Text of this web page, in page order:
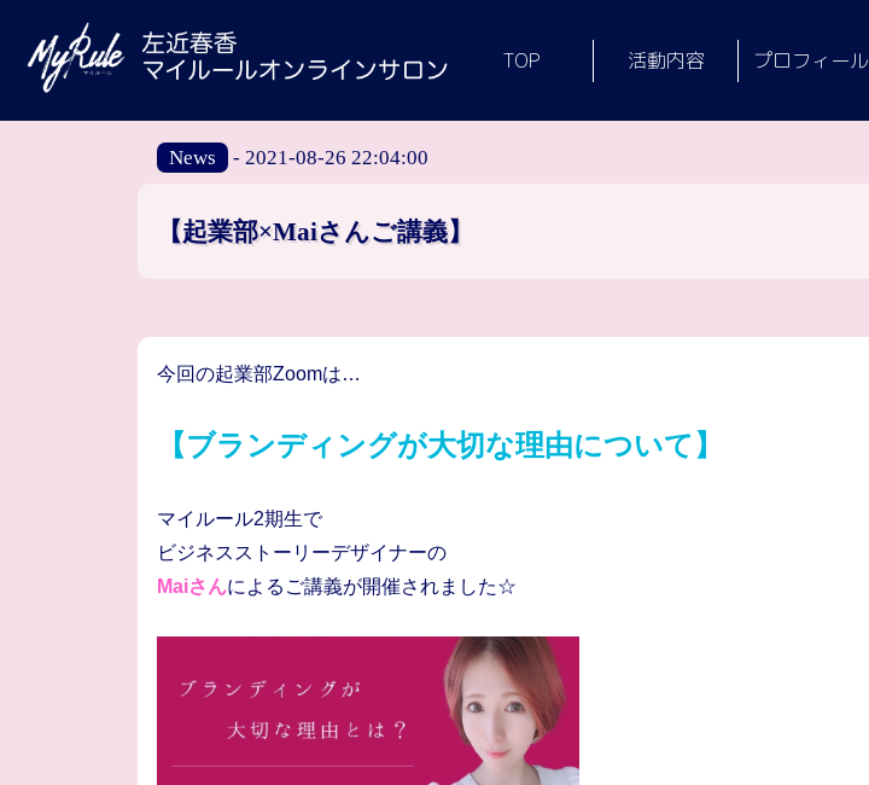
TOP 活動内容 プロフィール
News - 2021-08-26 22:04:00
【起業部×Maiさんご講義】
今回の起業部Zoomは…
【ブランディングが大切な理由について】
マイルール2期生で
ビジネスストーリーデザイナーの
Maiさんによるご講義が開催されました☆